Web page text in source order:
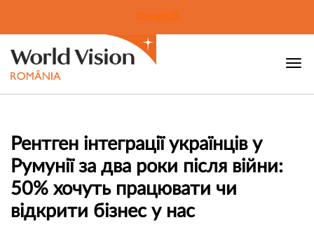
Donează
Рентген інтеграції українців у
Румунії за два роки після війни:
50% хочуть працювати чи
відкрити бізнес у нас